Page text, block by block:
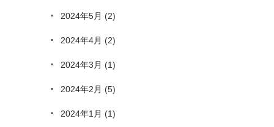
2024年5月 (2)
2024年4月 (2)
2024年3月 (1)
2024年2月 (5)
2024年1月 (1)